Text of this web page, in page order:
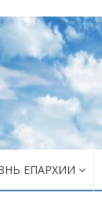
ЕПАРХИИ